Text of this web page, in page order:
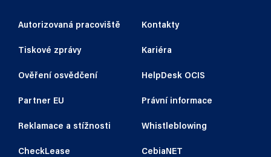
Autorizovaná pracoviště Kontakty
Tiskové zprávy Kariéra
Ověření osvědčení HelpDesk OCIS
Partner EU Právní informace
Reklamace a stížnosti Whistleblowing
CheckLease CebiaNET